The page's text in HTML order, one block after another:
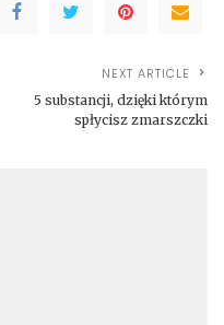
NEXT ARTICLE
5 substancji, dzięki którym
spłycisz zmarszczki